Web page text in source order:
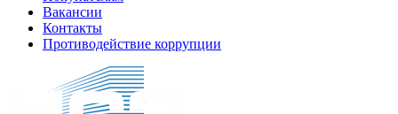
Вакансии
Контакты
Противодействие коррупции